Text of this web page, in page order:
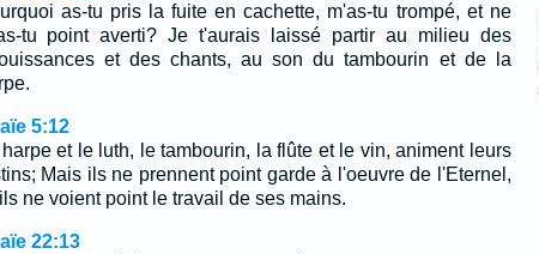
as-tu pris la fuite en cachette, m'as-tu trompé, et ne
tu point averti? Je t'aurais laissé partir au milieu des
et des chants, au son du tambourin et de la
5:12
harpe et le luth, le tambourin, la flûte et le vin, animent leurs
Mais ils ne prennent point garde à l'oeuvre de l'Eternel,
ne voient point le travail de ses mains.
22:13